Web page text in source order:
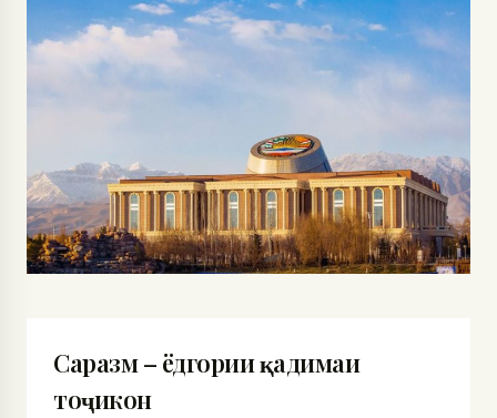
Саразм – ёдгории қадимаи
тоҷикон